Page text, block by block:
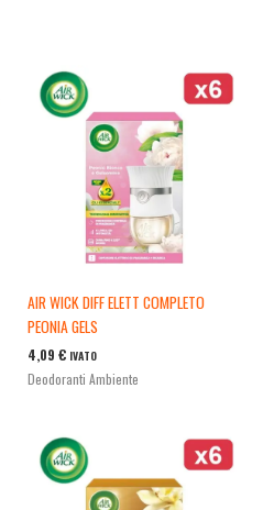
AIR WICK DIFF ELETT COMPLETO
PEONIA GELS
4,09 € IVATO
Deodoranti Ambiente